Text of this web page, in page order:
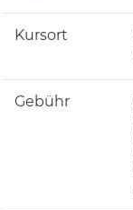
Kursort
Gebühr